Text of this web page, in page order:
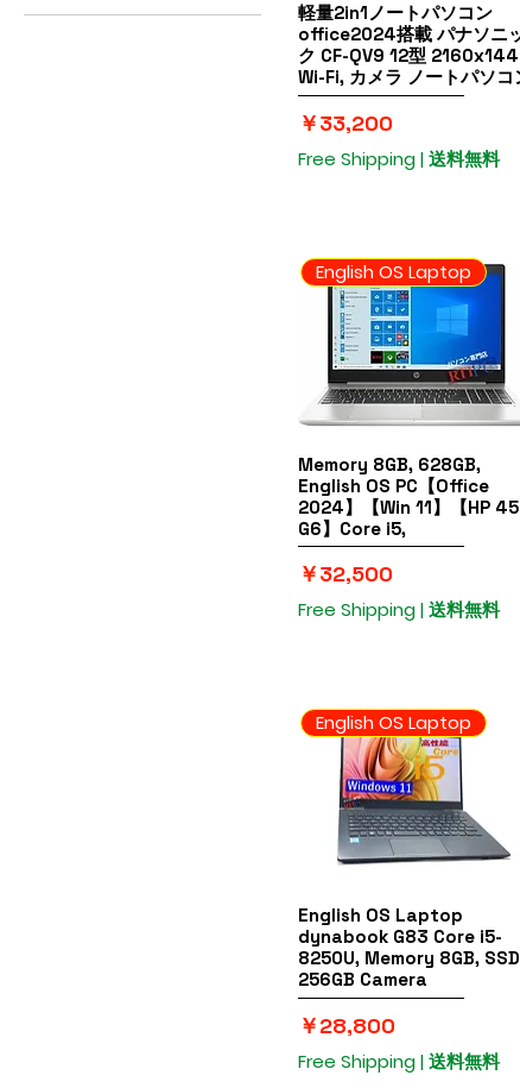
日本語パソコン
クイックビュー
軽量2in1ノートパソコン
office2024搭載 パナソニ
ク CF-QV9 12型
Wi-Fi, カメラ ノートパソコ
価格
￥33,200
Free Shipping | 送料無料
クイックビュー
English OS Laptop
Memory 8GB, 628GB,
English OS PC【Office
2024】【Win 11】【HP
G6】Core i5,
価格
￥32,500
Free Shipping | 送料無料
クイックビュー
English OS Laptop
English OS Laptop
dynabook G83 Core i5-
8250U, Memory 8GB, SSD
256GB Camera
価格
￥28,800
Free Shipping | 送料無料